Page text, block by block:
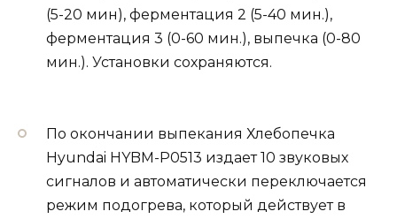
(5-20 мин), ферментация 2 (5-40 мин.),
ферментация 3 (0-60 мин.), выпечка (0-80
мин.). Установки сохраняются.
По окончании выпекания Хлебопечка
Hyundai HYBM-P0513 издает 10 звуковых
сигналов и автоматически переключается
режим подогрева, который действует в